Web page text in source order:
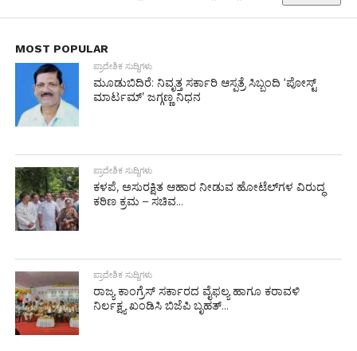
MOST POPULAR
ಪ್ರಾದೇಶಿಕ ಸುದ್ದಿಗಳು
ಮೂಡುಬಿದಿರೆ: ನಿವೃತ್ತ ಸರ್ಕಾರಿ ಆಸ್ಪತ್ರೆ ಸಿಬ್ಬಂದಿ ‘ಪೋಸ್ಟ್
ಮಾರ್ಟಮ್’ ಜಗ್ಗಣ್ಣ ನಿಧನ
ಪ್ರಾದೇಶಿಕ ಸುದ್ದಿಗಳು
ಕಳಪೆ, ಅಸುರಕ್ಷಿತ ಆಹಾರ ನೀಡುವ ಹೋಟೆಲ್‌ಗಳ ವಿರುದ್ಧ
ಕಠಿಣ ಕ್ರಮ – ಸಚಿವ...
ಪ್ರಾದೇಶಿಕ ಸುದ್ದಿಗಳು
ರಾಜ್ಯ ಕಾಂಗ್ರೆಸ್ ಸರ್ಕಾರದ ವೈಫಲ್ಯ ಹಾಗೂ ಕರಾವಳಿ
ನಿರ್ಲಕ್ಷ್ಯ ಖಂಡಿಸಿ ಬಿಜೆಪಿ ಬೃಹತ್...